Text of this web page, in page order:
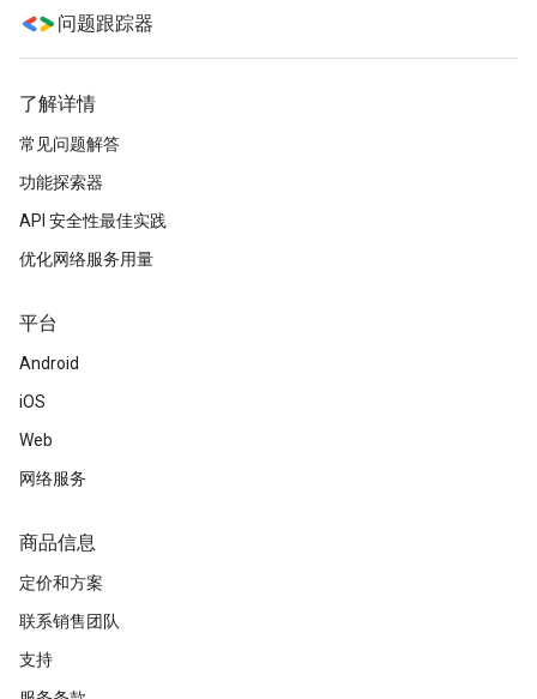
问题跟踪器
了解详情
常见问题解答
功能探索器
API 安全性最佳实践
优化网络服务用量
平台
Android
iOS
Web
网络服务
商品信息
定价和方案
联系销售团队
支持